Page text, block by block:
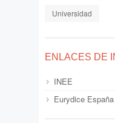
Universidad
ENLACES DE
INEE
Eurydice